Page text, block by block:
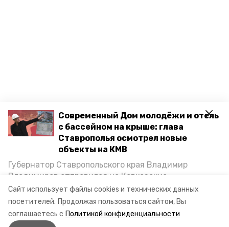
Сайт использует файлы cookies и технических данных
посетителей. Продолжая пользоваться сайтом, Вы
соглашаетесь с Политикой конфиденциальности
Современный Дом молодёжи и отель
с бассейном на крыше: глава
Ставрополья осмотрел новые
объекты на КМВ
Губернатор Ставропольского края Владимир
Владимиров отправился на Кавказские
Минеральные Воды, чтобы проинспектировать
строительство объектов в Кисловодске и
Минводах, а также выслушать предложения о
постройке новых точек притяжения для местных